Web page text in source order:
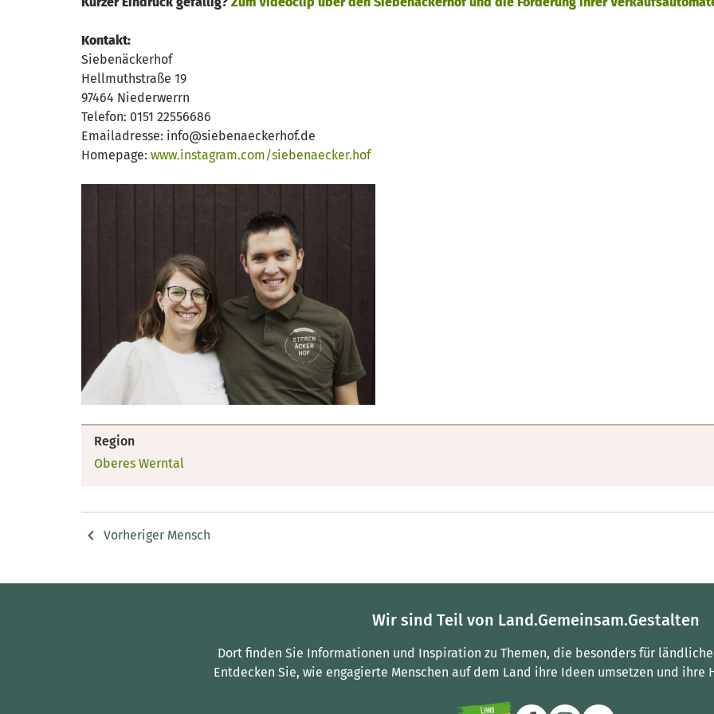
Kontakt:
Siebenäckerhof
Hellmuthstraße 19
97464 Niederwerrn
Telefon: 0151 22556686
Emailadresse: info@siebenaeckerhof.de
Homepage: www.instagram.com/siebenaecker.hof
Region
Oberes Werntal
Vorheriger Mensch
Wir sind Teil von Land.Gemeinsam.Gestalten
Dort finden Sie Informationen und Inspiration zu Themen, die besonders für
Entdecken Sie, wie engagierte Menschen auf dem Land ihre Ideen umsetzen und